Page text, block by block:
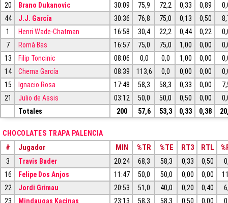
20
Brano Dukanovic 30:09 75,9 72,2 0,33 0,89
44
J.J. García 30:36 76,8 75,0 0,13 0,50
1
Henri Wade-Chatman 16:58 30,4 22,2 0,44 0,22
7
Romà Bas 16:57 75,0 75,0 1,00 0,00
13
Filip Toncinic 08:06 0,0 0,0 1,00 0,00
14
Chema García 08:39 113,6 0,0 0,00 0,00
15
Ignacio Rosa 17:48 58,3 58,3 0,33 0,00
21
Julio de Assis 03:12 50,0 50,0 0,50 0,00
Totales
200 57,6 53,3 0,33 0,38
CHOCOLATES TRAPA PALENCIA
# Jugador MIN %TR %TE RT3 RTL
3 Travis Bader 20:24 68,3 58,3 0,33 0,50
16
Felipe Dos Anjos 11:47 50,0 50,0 0,00 0,00
22
Jordi Grimau 20:53 51,0 40,0 0,20 0,40
23
Mindaugas Kacinas 23:13 58,3 58,3 0,50 0,00